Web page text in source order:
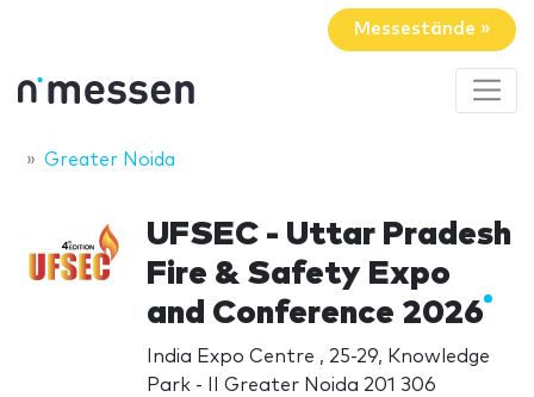
Messestände »
Greater Noida
UFSEC - Uttar Pradesh
Fire & Safety Expo
and Conference 2026
India Expo Centre , 25-29, Knowledge
Park - II Greater Noida 201 306